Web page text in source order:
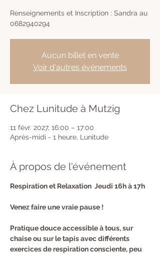
Renseignements et Inscription : Sandra au
0682940294
Aucun billet en vente
Voir d'autres événements
Chez Lunitude à Mutzig
11 févr. 2027, 16:00 – 17:00
Après-midi - 1 heure, Lunitude
À propos de l'événement
Respiration et Relaxation  Jeudi 16h à 17h
Venez faire une vraie pause !
Pratique douce accessible à tous, sur
chaise ou sur le tapis avec différents
exercices de respiration consciente, peu